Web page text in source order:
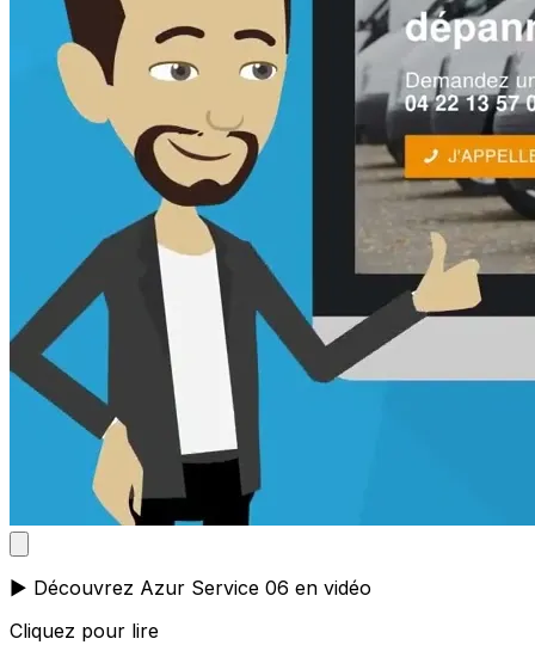
▶️ Découvrez Azur Service 06 en vidéo
Cliquez pour lire